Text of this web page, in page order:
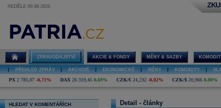
NEDĚLE 09.08.2026
ZPRAVODAJSTVÍ AKCIE & FONDY MĚNY & SAZBY
PŘEHLED ZPRÁV AKCIOVÉ EKONOMICKÉ MĚNY KOMODITY
PX 2 785,07 -0,71% DAX 26 319,45 0,69% CZK/€ 24,232 -0,02% CZK/$ 20,966 0,00%
HLEDAT V KOMENTÁŘÍCH Detail - články